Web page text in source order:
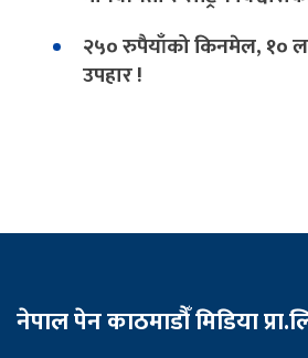
२५० रुपैयाँको किनमेल, १०
उपहार !
नेपाल पेन काठमाडौँ मिडिया